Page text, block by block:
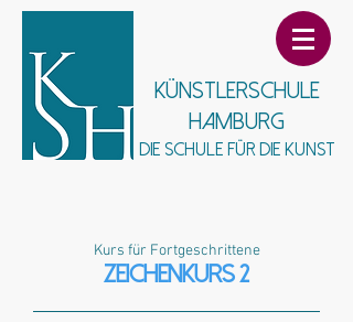
Künstlerschule
Hamburg
Die Schule für die Kunst
Kurs für Fortgeschrittene​
Zeichenkurs 2